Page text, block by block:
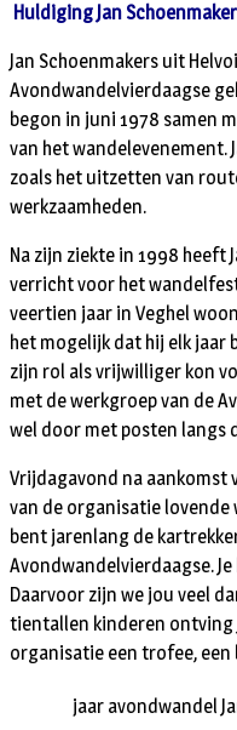
Huldiging Jan
Jan Schoenmakers uit
Avondwandelvierdaagse
begon in juni 1978 samen
van het wandelevenement.
zoals het uitzetten van
werkzaamheden.
Na zijn ziekte in 1998 heeft
verricht voor het
veertien jaar in Veghel
het mogelijk dat hij elk jaar
zijn rol als vrijwilliger kon
met de werkgroep van de
wel door met posten langs
Vrijdagavond na aankomst
van de organisatie lovende
bent jarenlang de
Avondwandelvierdaagse.
Daarvoor zijn we jou veel
tientallen kinderen ontving
organisatie een trofee, een